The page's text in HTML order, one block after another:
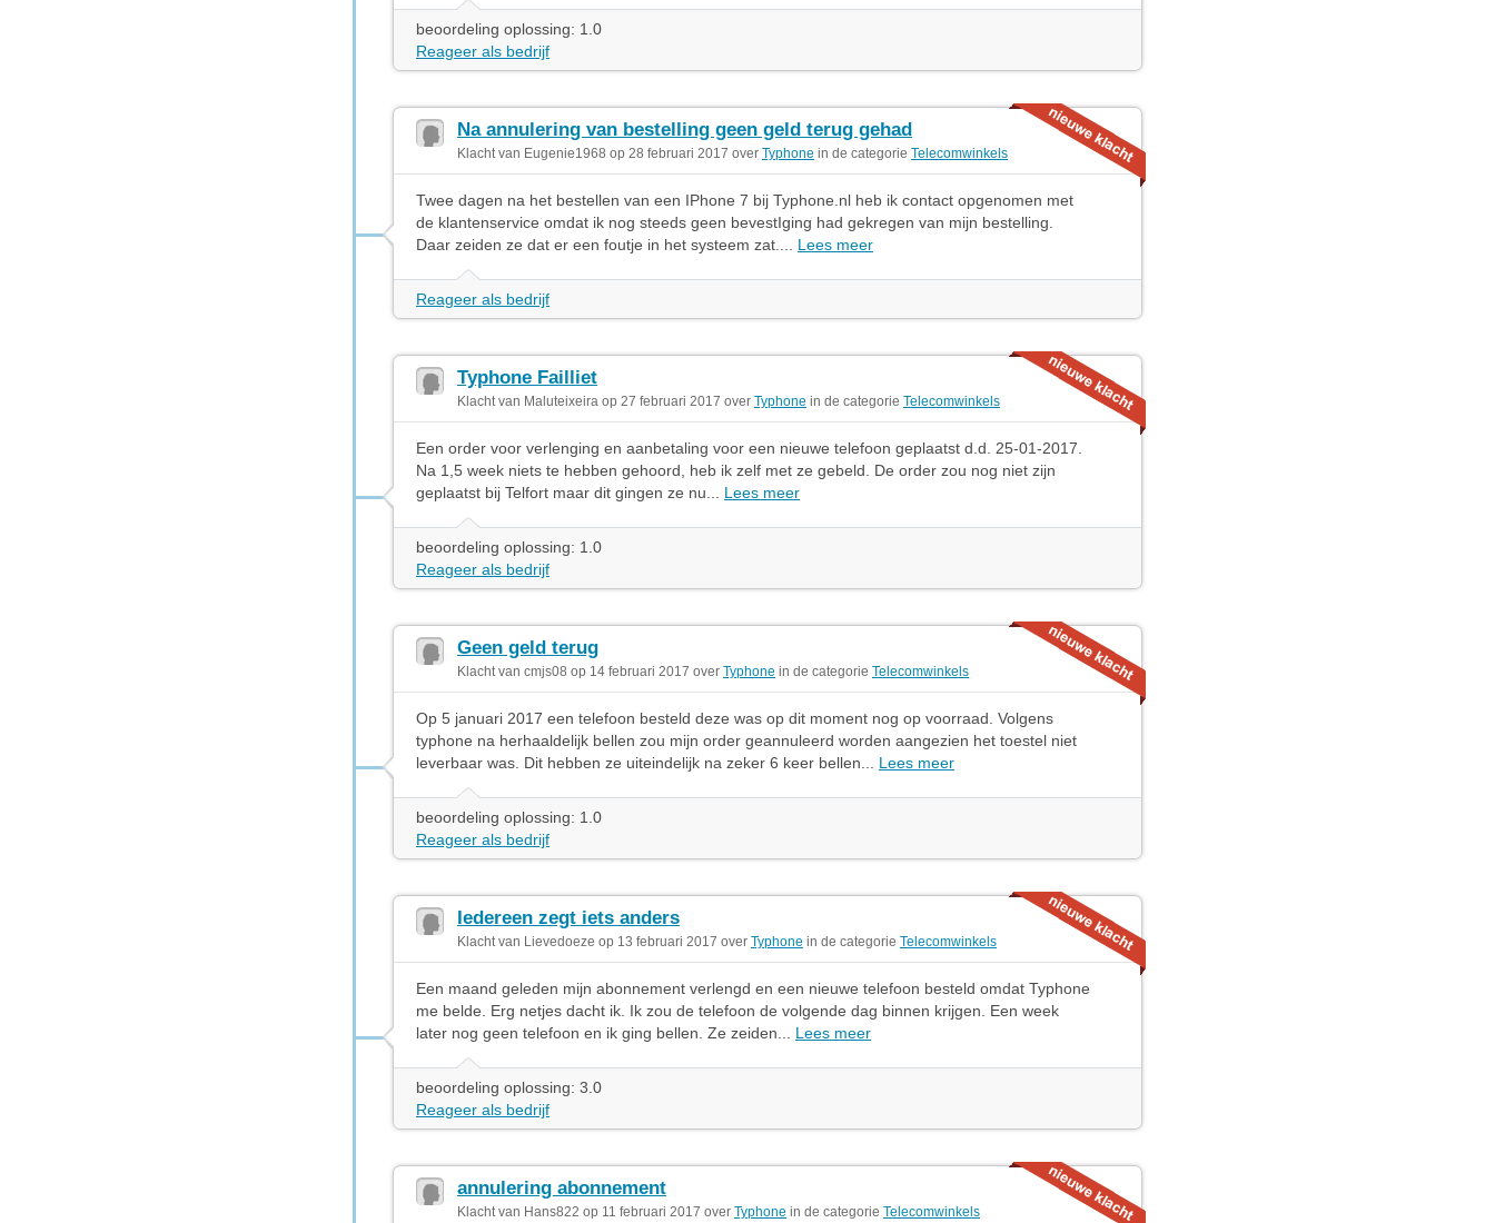
beoordeling oplossing: 1.0
Reageer als bedrijf
Na annulering van bestelling geen geld terug gehad
Klacht van Eugenie1968 op 28 februari 2017 over Typhone in de categorie Telecomwinkels
Twee dagen na het bestellen van een IPhone 7 bij Typhone.nl heb ik contact opgenomen met
de klantenservice omdat ik nog steeds geen bevestIging had gekregen van mijn bestelling.
Daar zeiden ze dat er een foutje in het systeem zat.... Lees meer
Reageer als bedrijf
Typhone Failliet
Klacht van Maluteixeira op 27 februari 2017 over Typhone in de categorie Telecomwinkels
Een order voor verlenging en aanbetaling voor een nieuwe telefoon geplaatst d.d. 25-01-2017.
Na 1,5 week niets te hebben gehoord, heb ik zelf met ze gebeld. De order zou nog niet zijn
geplaatst bij Telfort maar dit gingen ze nu... Lees meer
beoordeling oplossing: 1.0
Reageer als bedrijf
Geen geld terug
Klacht van cmjs08 op 14 februari 2017 over Typhone in de categorie Telecomwinkels
Op 5 januari 2017 een telefoon besteld deze was op dit moment nog op voorraad. Volgens
typhone na herhaaldelijk bellen zou mijn order geannuleerd worden aangezien het toestel niet
leverbaar was. Dit hebben ze uiteindelijk na zeker 6 keer bellen... Lees meer
beoordeling oplossing: 1.0
Reageer als bedrijf
Iedereen zegt iets anders
Klacht van Lievedoeze op 13 februari 2017 over Typhone in de categorie Telecomwinkels
Een maand geleden mijn abonnement verlengd en een nieuwe telefoon besteld omdat Typhone
me belde. Erg netjes dacht ik. Ik zou de telefoon de volgende dag binnen krijgen. Een week
later nog geen telefoon en ik ging bellen. Ze zeiden... Lees meer
beoordeling oplossing: 3.0
Reageer als bedrijf
annulering abonnement
Klacht van Hans822 op 11 februari 2017 over Typhone in de categorie Telecomwinkels